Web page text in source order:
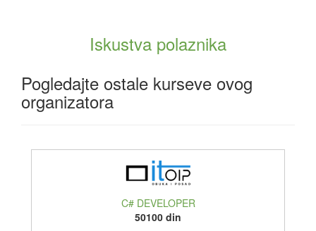
Iskustva polaznika
Pogledajte ostale kurseve ovog
organizatora
C# DEVELOPER
50100 din